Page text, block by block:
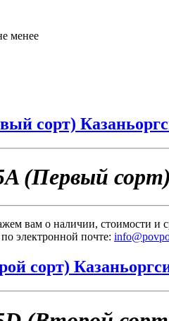
менее
сорт)
(Первый
вам о наличии, стоимости и
электронной почте:
сорт)